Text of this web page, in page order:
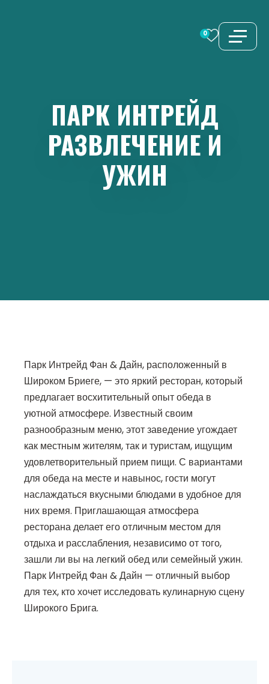
0
ПАРК ИНТРЕЙД
РАЗВЛЕЧЕНИЕ И
УЖИН
Парк Интрейд Фан & Дайн, расположенный в
Широком Бриеге, — это яркий ресторан, который
предлагает восхитительный опыт обеда в
уютной атмосфере. Известный своим
разнообразным меню, этот заведение угождает
как местным жителям, так и туристам, ищущим
удовлетворительный прием пищи. С вариантами
для обеда на месте и навынос, гости могут
наслаждаться вкусными блюдами в удобное для
них время. Приглашающая атмосфера
ресторана делает его отличным местом для
отдыха и расслабления, независимо от того,
зашли ли вы на легкий обед или семейный ужин.
Парк Интрейд Фан & Дайн — отличный выбор
для тех, кто хочет исследовать кулинарную сцену
Широкого Брига.